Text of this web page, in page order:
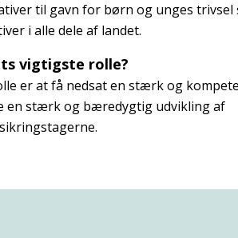
til gavn for børn og unges trivsel
i alle dele af landet.
vigtigste rolle?
er at få nedsat en stærk og
en stærk og bæredygtig udvikling af